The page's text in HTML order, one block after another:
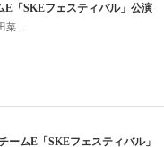
E「SKEフェスティバル」公演
...
ームE「SKEフェスティバル」